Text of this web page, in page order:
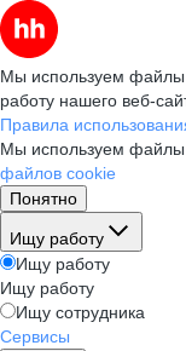
Мы используем файлы
работу нашего веб-
Правила
Мы используем файлы
файлов cookie
Понятно
Ищу работу
Ищу работу
Ищу работу
Ищу сотрудника
Сервисы